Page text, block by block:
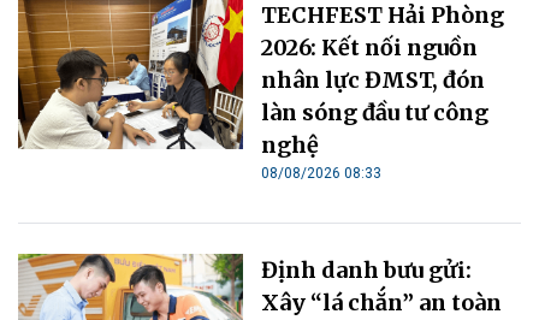
TECHFEST Hải Phòng
2026: Kết nối nguồn
nhân lực ĐMST, đón
làn sóng đầu tư công
nghệ
08/08/2026 08:33
Định danh bưu gửi:
Xây “lá chắn” an toàn